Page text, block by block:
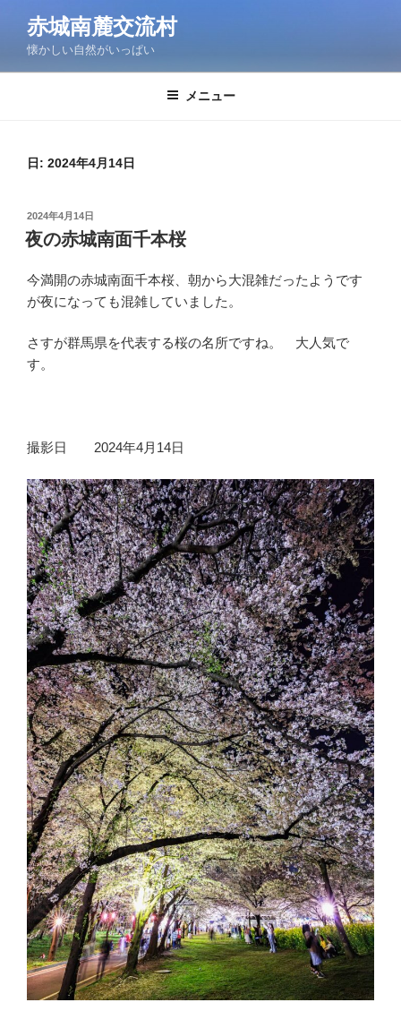
ン
赤城南麓交流村
懐かしい自然がいっぱい
メニュー
日: 2024年4月14日
投
稿
日:
2024年4月14日
夜の赤城南面千本桜
今満開の赤城南面千本桜、朝から大混雑だったようです
が夜になっても混雑していました。
さすが群馬県を代表する桜の名所ですね。 大人気で
す。
撮影日 2024年4月14日